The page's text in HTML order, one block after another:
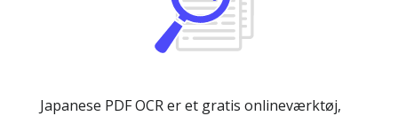
Japanese PDF OCR er et gratis onlineværktøj,